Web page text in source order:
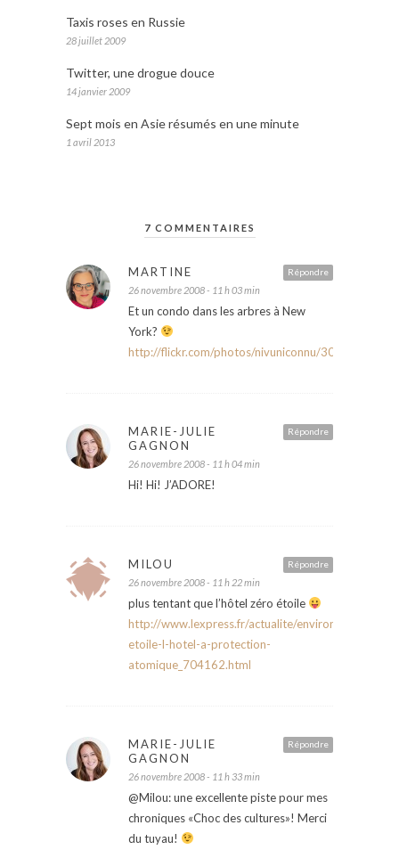
Taxis roses en Russie
28 juillet 2009
Twitter, une drogue douce
14 janvier 2009
Sept mois en Asie résumés en une minute
1 avril 2013
7 COMMENTAIRES
Répondre
MARTINE
26 novembre 2008 - 11 h 03 min
Et un condo dans les arbres à New
York?
http://flickr.com/photos/nivuniconnu/3050216787/
Répondre
MARIE-JULIE
GAGNON
26 novembre 2008 - 11 h 04 min
Hi! Hi! J’ADORE!
Répondre
MILOU
26 novembre 2008 - 11 h 22 min
plus tentant que l’hôtel zéro étoile
http://www.lexpress.fr/actualite/environnement/
etoile-l-hotel-a-protection-
atomique_704162.html
Répondre
MARIE-JULIE
GAGNON
26 novembre 2008 - 11 h 33 min
@Milou: une excellente piste pour mes
chroniques «Choc des cultures»! Merci
du tuyau!